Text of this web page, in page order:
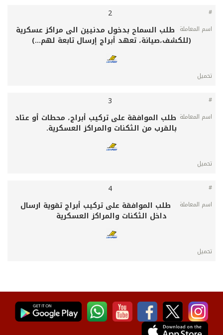
2
طلب السماح بدخول مدنيين الى مراكز عسكرية
(للكشف،صيانة، تعهد أبراج إرسال تابعة لهم...)
3
طلب الموافقة على تركيب أبراج، محطات أو عتاد
بالقرب من الثكنات والمراكز العسكرية.
4
طلب الموافقة على تركيب أبراج تقوية ارسال
داخل الثكنات والمراكز العسكرية